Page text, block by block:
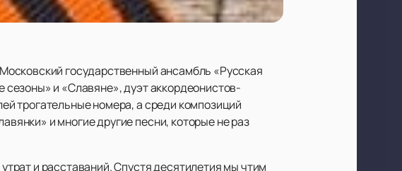
государственный ансамбль «Русская
и «Славяне», дуэт аккордеонистов-
трогательные номера, а среди композиций
и многие другие песни, которые не раз
и расставаний. Спустя десятилетия мы чтим